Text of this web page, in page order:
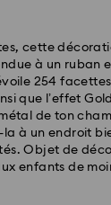
cette
à un ruban
254
que l’effet
de ton
à un endroit
Objet de
enfants de
CAD
de : 150 CAD
end et les jours